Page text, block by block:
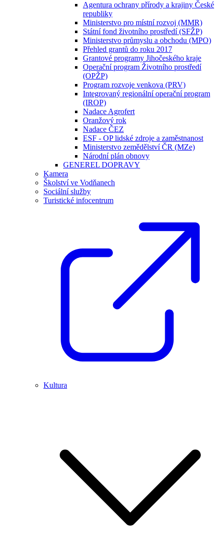
Agentura ochrany přírody a krajiny České
republiky
Ministerstvo pro místní rozvoj (MMR)
Státní fond životního prostředí (SFŽP)
Ministerstvo průmyslu a obchodu (MPO)
Přehled grantů do roku 2017
Grantové programy Jihočeského kraje
Operační program Životního prostředí
(OPŽP)
Program rozvoje venkova (PRV)
Integrovaný regionální operační program
(IROP)
Nadace Agrofert
Oranžový rok
Nadace ČEZ
ESF - OP lidské zdroje a zaměstnanost
Ministerstvo zemědělství ČR (MZe)
Národní plán obnovy
GENEREL DOPRAVY
Kamera
Školství ve Vodňanech
Sociální služby
Turistické infocentrum
Kultura